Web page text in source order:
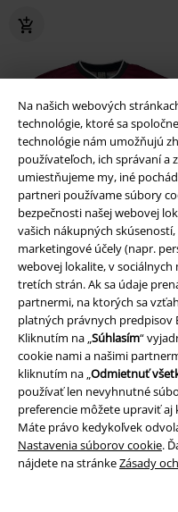
Na našich webových
technológie, ktoré sa
technológie nám umožňujú
používateľoch, ich správaní a
umiestňujeme my, iné
partneri používame súbory
bezpečnosti našej webovej
vašich nákupných
marketingové účely (napr.
webovej lokalite, v
tretích strán. Ak sa údaje
partnermi, na ktorých sa
platných právnych predpisov
Kliknutím na „Súhlasím“
cookie nami a našimi
kliknutím na „Odmietnuť
používať len nevyhnutné
preferencie môžete upraviť aj
Máte právo kedykoľvek
Nastavenia súborov cookie.
nájdete na stránkeZásady
Plus Size
Od€ 53,99
Amplified Collection - Hockey
Jersey
AC/DC
Tričká s dlhými
rukávmi